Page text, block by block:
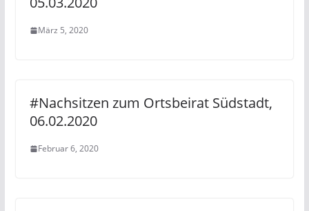
März 5, 2020
#Nachsitzen zum Ortsbeirat Südstadt,
06.02.2020
Februar 6, 2020